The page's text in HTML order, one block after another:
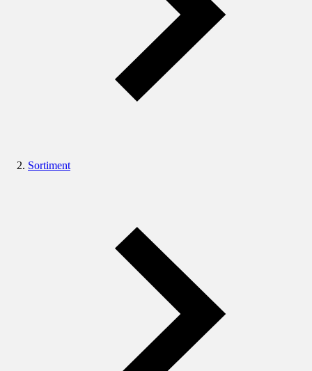
Sortiment